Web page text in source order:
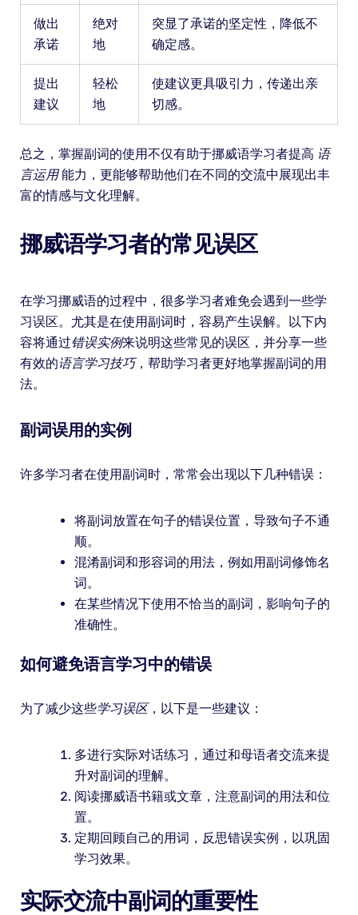
做出
承诺
绝对
地
突显了承诺的坚定性，降低不
确定感。
提出
建议
轻松
地
使建议更具吸引力，传递出亲
切感。
总之，掌握副词的使用不仅有助于挪威语学习者提高 语
言运用能力，更能够帮助他们在不同的交流中展现出丰
富的情感与文化理解。
挪威语学习者的常见误区
在学习挪威语的过程中，很多学习者难免会遇到一些学
习误区。尤其是在使用副词时，容易产生误解。以下内
容将通过错误实例来说明这些常见的误区，并分享一些
有效的语言学习技巧，帮助学习者更好地掌握副词的用
法。
副词误用的实例
许多学习者在使用副词时，常常会出现以下几种错误：
将副词放置在句子的错误位置，导致句子不通
顺。
混淆副词和形容词的用法，例如用副词修饰名
词。
在某些情况下使用不恰当的副词，影响句子的
准确性。
如何避免语言学习中的错误
为了减少这些学习误区，以下是一些建议：
多进行实际对话练习，通过和母语者交流来提
升对副词的理解。
阅读挪威语书籍或文章，注意副词的用法和位
置。
定期回顾自己的用词，反思错误实例，以巩固
学习效果。
实际交流中副词的重要性